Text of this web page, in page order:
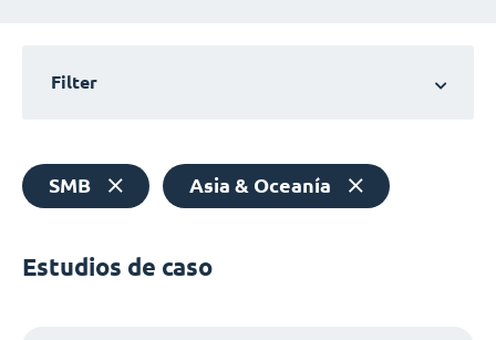
Filter
SMB Asia & Oceanía
Estudios de caso